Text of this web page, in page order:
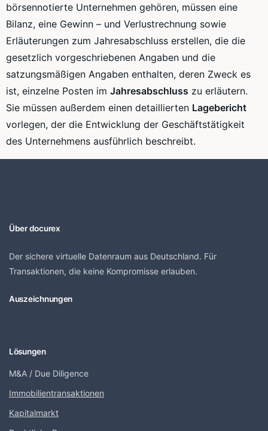
börsennotierte Unternehmen gehören, müssen eine
Bilanz, eine Gewinn – und Verlustrechnung sowie
Erläuterungen zum Jahresabschluss erstellen, die die
gesetzlich vorgeschriebenen Angaben und die
satzungsmäßigen Angaben enthalten, deren Zweck es
ist, einzelne Posten im Jahresabschluss zu erläutern.
Sie müssen außerdem einen detaillierten Lagebericht
vorlegen, der die Entwicklung der Geschäftstätigkeit
des Unternehmens ausführlich beschreibt.
Über docurex
Der sichere virtuelle Datenraum aus Deutschland. Für
Transaktionen, die keine Kompromisse erlauben.
Auszeichnungen
Lösungen
M&A / Due Diligence
Immobilientransaktionen
Kapitalmarkt